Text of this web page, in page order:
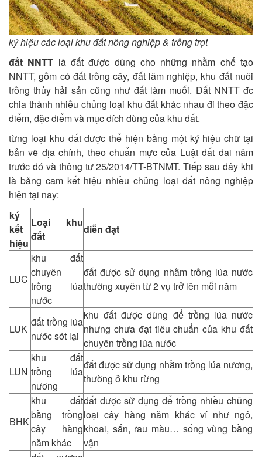
ký hiệu các loại khu đất nông nghiệp & trồng trọt
đất NNTT là đất được dùng cho những nhằm chế tạo
NNTT, gồm có đất trồng cây, đất lâm nghiệp, khu đất nuôi
trồng thủy hải sản cũng như đất làm muối. Đất NNTT đc
chia thành nhiều chủng loại khu đất khác nhau đi theo đặc
điểm, đặc điểm và mục đích dùng của khu đất.
từng loại khu đất được thể hiện bằng một ký hiệu chữ tại
bản vẽ địa chính, theo chuẩn mực của Luật đất đai năm
trước đó và thông tư 25/2014/TT-BTNMT. Tiếp sau đây khi
là bảng cam kết hiệu nhiều chủng loại đất nông nghiệp
hiện tại nay:
ký
kết
hiệu
Loại khu
đất
diễn đạt
LUC
khu đất
chuyên
trồng lúa
nước
đất được sử dụng nhằm trồng lúa nước
thường xuyên từ 2 vụ trở lên mỗi năm
LUK
đất trồng lúa
nước sót lại
khu đất được dùng để trồng lúa nước
nhưng chưa đạt tiêu chuẩn của khu đất
chuyên trồng lúa nước
LUN
khu đất
trồng lúa
nương
đất được sử dụng nhằm trồng lúa nương,
thường ở khu rừng
BHK
khu đất
bằng trồng
cây hàng
năm khác
đất được sử dụng để trồng nhiều chủng
loại cây hàng năm khác ví như ngô,
khoai, sắn, rau màu… sống vùng bằng
vận